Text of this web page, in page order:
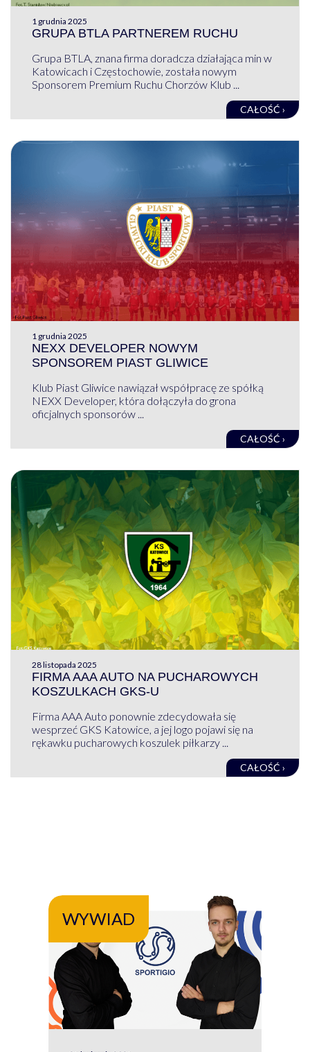
1 grudnia 2025
GRUPA BTLA PARTNEREM RUCHU
Grupa BTLA, znana firma doradcza działająca min w
Katowicach i Częstochowie, została nowym
Sponsorem Premium Ruchu Chorzów Klub ...
CAŁOŚĆ ›
1 grudnia 2025
NEXX DEVELOPER NOWYM
SPONSOREM PIAST GLIWICE
Klub Piast Gliwice nawiązał współpracę ze spółką
NEXX Developer, która dołączyła do grona
oficjalnych sponsorów ...
CAŁOŚĆ ›
28 listopada 2025
FIRMA AAA AUTO NA PUCHAROWYCH
KOSZULKACH GKS-U
Firma AAA Auto ponownie zdecydowała się
wesprzeć GKS Katowice, a jej logo pojawi się na
rękawku pucharowych koszulek piłkarzy ...
CAŁOŚĆ ›
WYWIAD